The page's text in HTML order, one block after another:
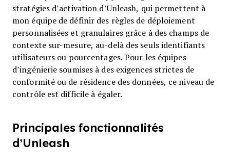
stratégies d’activation d’Unleash, qui permettent à
mon équipe de définir des règles de déploiement
personnalisées et granulaires grâce à des champs de
contexte sur-mesure, au-delà des seuls identifiants
utilisateurs ou pourcentages. Pour les équipes
d’ingénierie soumises à des exigences strictes de
conformité ou de résidence des données, ce niveau de
contrôle est difficile à égaler.
Principales fonctionnalités
d’Unleash